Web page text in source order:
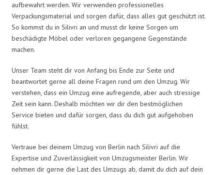
aufbewahrt werden. Wir verwenden professionelles
Verpackungsmaterial und sorgen dafür, dass alles gut geschützt ist.
So kommst du in Silivri an und musst dir keine Sorgen um
beschädigte Möbel oder verloren gegangene Gegenstände
machen.
Unser Team steht dir von Anfang bis Ende zur Seite und
beantwortet gerne all deine Fragen rund um den Umzug. Wir
verstehen, dass ein Umzug eine aufregende, aber auch stressige
Zeit sein kann. Deshalb möchten wir dir den bestmöglichen
Service bieten und dafür sorgen, dass du dich gut aufgehoben
fühlst.
Vertraue bei deinem Umzug von Berlin nach Silivri auf die
Expertise und Zuverlässigkeit von Umzugsmeister Berlin. Wir
nehmen dir gerne die Last des Umzugs ab, damit du dich auf dein